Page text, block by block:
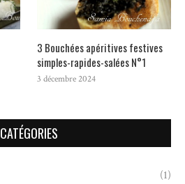
3 Bouchées apéritives festives
simples-rapides-salées N°1
3 décembre 2024
CATÉGORIES
(1)